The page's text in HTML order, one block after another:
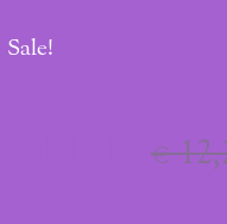
Sale!
€